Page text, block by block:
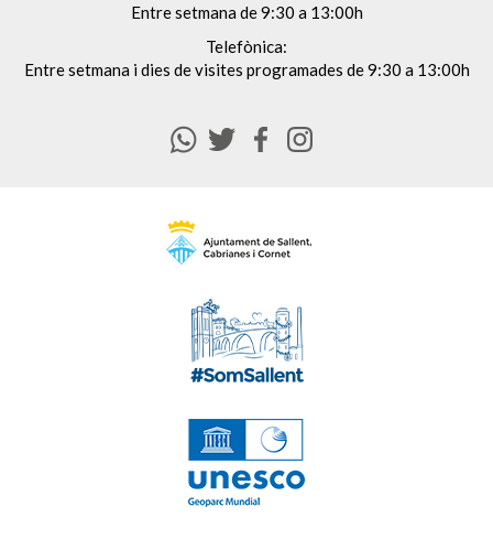
Entre setmana de 9:30 a 13:00h
Telefònica:
Entre setmana i dies de visites programades de 9:30 a 13:00h